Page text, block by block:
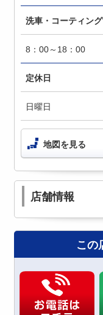
洗車・コーティン
8：00～18：00
定休日
日曜日
地図を見る
店舗情報
この